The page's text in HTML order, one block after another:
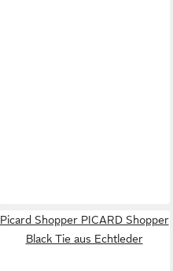
Picard Shopper PICARD Shopper
Black Tie aus Echtleder